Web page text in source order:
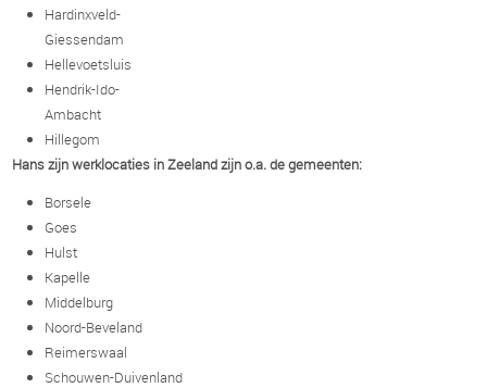
Hardinxveld-
Giessendam
Hellevoetsluis
Hendrik-Ido-
Ambacht
Hillegom
Hans zijn werklocaties in Zeeland zijn o.a. de gemeenten:
Borsele
Goes
Hulst
Kapelle
Middelburg
Noord-Beveland
Reimerswaal
Schouwen-Duivenland